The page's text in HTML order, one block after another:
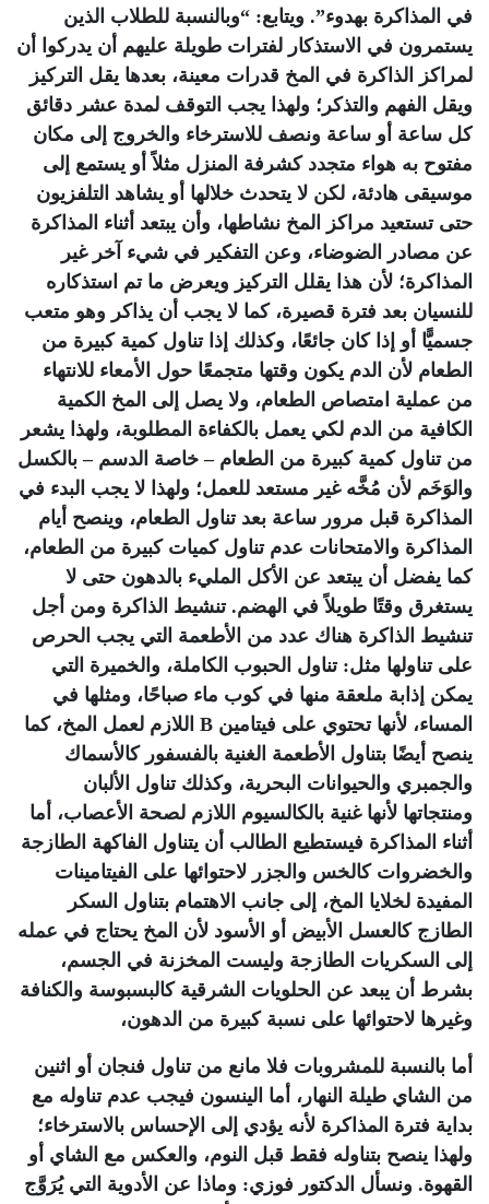
في المذاكرة بهدوء”. ويتابع: “وبالنسبة للطلاب الذين
يستمرون في الاستذكار لفترات طويلة عليهم أن يدركوا أن
لمراكز الذاكرة في المخ قدرات معينة، بعدها يقل التركيز
ويقل الفهم والتذكر؛ ولهذا يجب التوقف لمدة عشر دقائق
كل ساعة أو ساعة ونصف للاسترخاء والخروج إلى مكان
مفتوح به هواء متجدد كشرفة المنزل مثلاً أو يستمع إلى
موسيقى هادئة، لكن لا يتحدث خلالها أو يشاهد التلفزيون
حتى تستعيد مراكز المخ نشاطها، وأن يبتعد أثناء المذاكرة
عن مصادر الضوضاء، وعن التفكير في شيء آخر غير
المذاكرة؛ لأن هذا يقلل التركيز ويعرض ما تم استذكاره
للنسيان بعد فترة قصيرة، كما لا يجب أن يذاكر وهو متعب
جسميًّا أو إذا كان جائعًا، وكذلك إذا تناول كمية كبيرة من
الطعام لأن الدم يكون وقتها متجمعًا حول الأمعاء للانتهاء
من عملية امتصاص الطعام، ولا يصل إلى المخ الكمية
الكافية من الدم لكي يعمل بالكفاءة المطلوبة، ولهذا يشعر
من تناول كمية كبيرة من الطعام – خاصة الدسم – بالكسل
والوَخَم لأن مُخَّه غير مستعد للعمل؛ ولهذا لا يجب البدء في
المذاكرة قبل مرور ساعة بعد تناول الطعام، وينصح أيام
المذاكرة والامتحانات عدم تناول كميات كبيرة من الطعام،
كما يفضل أن يبتعد عن الأكل المليء بالدهون حتى لا
يستغرق وقتًا طويلاً في الهضم. تنشيط الذاكرة ومن أجل
تنشيط الذاكرة هناك عدد من الأطعمة التي يجب الحرص
على تناولها مثل: تناول الحبوب الكاملة، والخميرة التي
يمكن إذابة ملعقة منها في كوب ماء صباحًا، ومثلها في
المساء، لأنها تحتوي على فيتامين B اللازم لعمل المخ، كما
ينصح أيضًا بتناول الأطعمة الغنية بالفسفور كالأسماك
والجمبري والحيوانات البحرية، وكذلك تناول الألبان
ومنتجاتها لأنها غنية بالكالسيوم اللازم لصحة الأعصاب، أما
أثناء المذاكرة فيستطيع الطالب أن يتناول الفاكهة الطازجة
والخضروات كالخس والجزر لاحتوائها على الفيتامينات
المفيدة لخلايا المخ، إلى جانب الاهتمام بتناول السكر
الطازج كالعسل الأبيض أو الأسود لأن المخ يحتاج في عمله
إلى السكريات الطازجة وليست المخزنة في الجسم،
بشرط أن يبعد عن الحلويات الشرقية كالبسبوسة والكنافة
وغيرها لاحتوائها على نسبة كبيرة من الدهون،
أما بالنسبة للمشروبات فلا مانع من تناول فنجان أو اثنين
من الشاي طيلة النهار، أما الينسون فيجب عدم تناوله مع
بداية فترة المذاكرة لأنه يؤدي إلى الإحساس بالاسترخاء؛
ولهذا ينصح بتناوله فقط قبل النوم، والعكس مع الشاي أو
القهوة. ونسأل الدكتور فوزي: وماذا عن الأدوية التي يُرَوَّج